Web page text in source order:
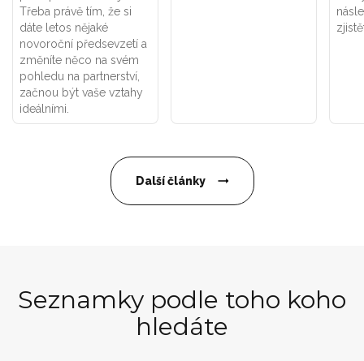
Třeba právě tím, že si
dáte letos nějaké
novoroční předsevzetí a
změníte něco na svém
pohledu na partnerství,
začnou být vaše vztahy
ideálními.
Další články
Seznamky podle toho koho
hledáte